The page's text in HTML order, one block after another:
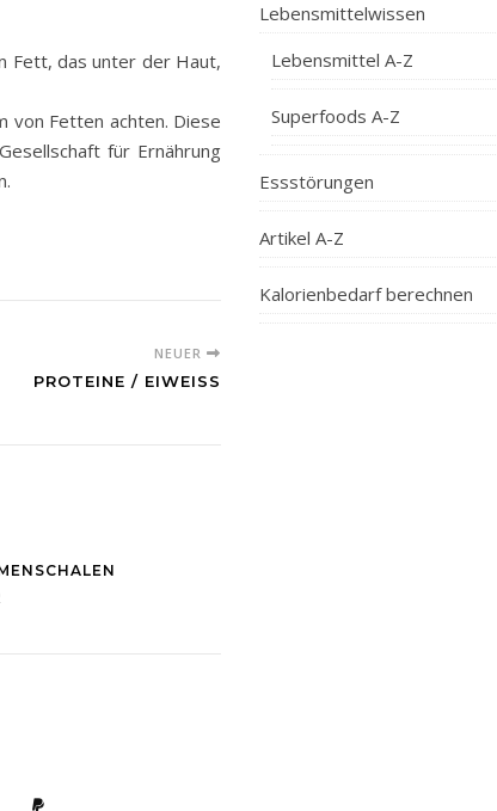
Fett, das unter der Haut,
von Fetten achten. Diese
für Ernährung
NEUER
PROTEINE / EIWEISS
Lebensmittelwissen
Lebensmittel A-Z
Superfoods A-Z
Essstörungen
Artikel A-Z
Kalorienbedarf berechnen